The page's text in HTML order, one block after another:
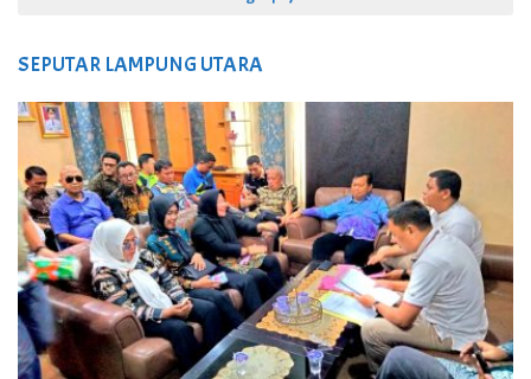
SEPUTAR LAMPUNG UTARA